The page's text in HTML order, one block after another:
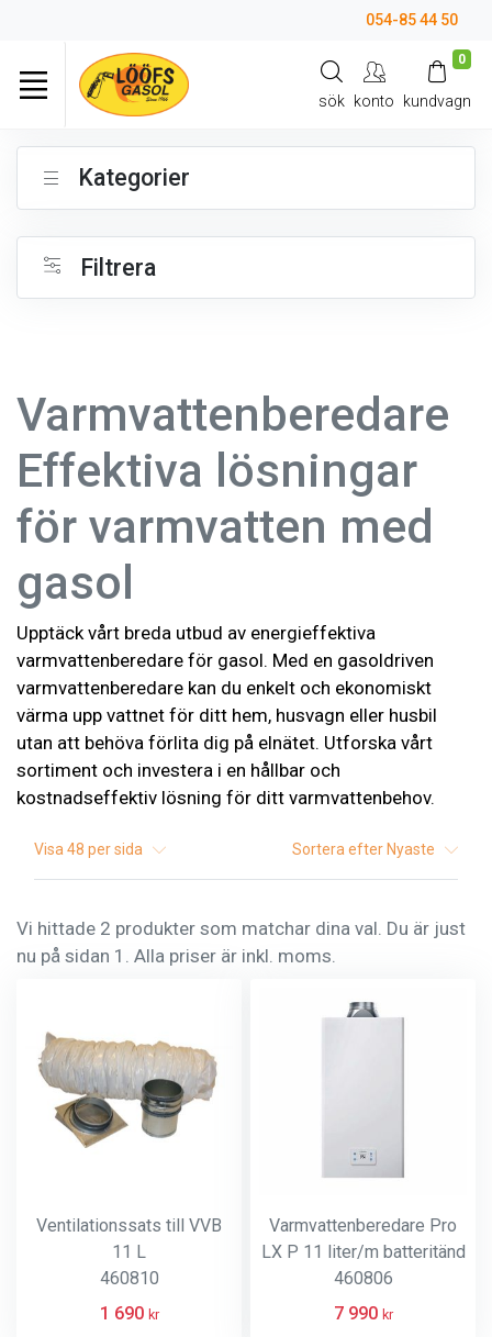
054-85 44 50
sök konto
0
kundvagn
Kategorier
Filtrera
Varmvattenberedare
Effektiva lösningar
för varmvatten med
gasol
Upptäck vårt breda utbud av energieffektiva
varmvattenberedare för gasol. Med en gasoldriven
varmvattenberedare kan du enkelt och ekonomiskt
värma upp vattnet för ditt hem, husvagn eller husbil
utan att behöva förlita dig på elnätet. Utforska vårt
sortiment och investera i en hållbar och
kostnadseffektiv lösning för ditt varmvattenbehov.
Visa48 per sida Sortera efter Nyaste
Vi hittade 2 produkter som matchar dina val. Du är just
nu på sidan 1. Alla priser är inkl. moms.
Ventilationssats till VVB
11 L
460810
1 690 kr
Varmvattenberedare Pro
LX P 11 liter/m batteritänd
460806
7 990 kr